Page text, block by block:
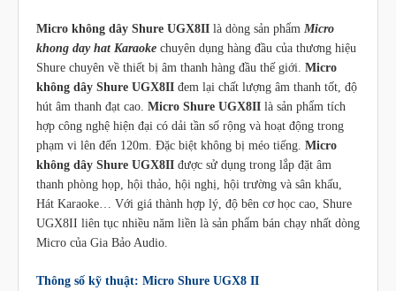
Micro không dây Shure UGX8II là dòng sản phẩm Micro
khong day hat Karaoke chuyên dụng hàng đầu của thương hiệu
Shure chuyên về thiết bị âm thanh hàng đầu thế giới. Micro
không dây Shure UGX8II đem lại chất lượng âm thanh tốt, độ
hút âm thanh đạt cao. Micro Shure UGX8II là sản phẩm tích
hợp công nghệ hiện đại có dải tần số rộng và hoạt động trong
phạm vi lên đến 120m. Đặc biệt không bị méo tiếng. Micro
không dây Shure UGX8II được sử dụng trong lắp đặt âm
thanh phòng họp, hội thảo, hội nghị, hội trường và sân khấu,
Hát Karaoke… Với giá thành hợp lý, độ bên cơ học cao, Shure
UGX8II liên tục nhiều năm liền là sản phẩm bán chạy nhất dòng
Micro của Gia Bảo Audio.
Thông số kỹ thuật: Micro Shure UGX8 II